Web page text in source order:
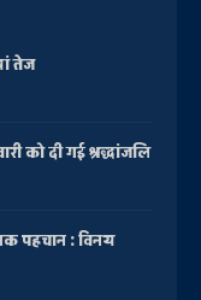
तेज
को दी गई श्रद्धांजलि
पहचान : विनय